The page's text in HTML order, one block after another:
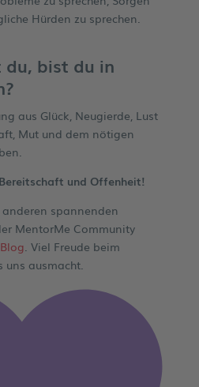
Hürden zu sprechen.
bist du in
aus Glück, Neugierde, Lust
Mut und dem nötigen
und Offenheit!
spannenden
MentorMe Community
Blog . Viel Freude beim
uns ausmacht.